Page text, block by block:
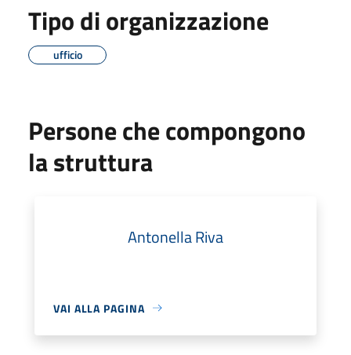
Tipo di organizzazione
ufficio
Persone che compongono
la struttura
Antonella Riva
VAI ALLA PAGINA